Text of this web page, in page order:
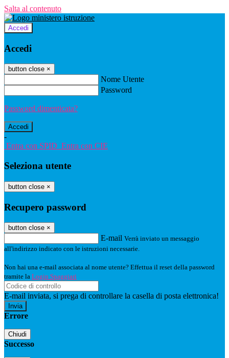
Salta al contenuto
Accedi
Accedi
button close ×
Nome Utente
Password
Password dimenticata?
-
Entra con SPID Entra con CIE
Seleziona utente
button close ×
Recupero password
button close ×
E-mail Verrà inviato un messaggio
all'indirizzo indicato con le istruzioni necessarie.
Non hai una e-mail associata al nome utente? Effettua il reset della password
tramite la Login Spaggiari
E-mail inviata, si prega di controllare la casella di posta elettronica!
Errore
Chiudi
Successo